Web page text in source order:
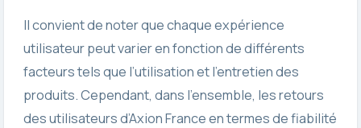
Il convient de noter que chaque expérience
utilisateur peut varier en fonction de différents
facteurs tels que l’utilisation et l’entretien des
produits. Cependant, dans l’ensemble, les retours
des utilisateurs d’Axion France en termes de fiabilité